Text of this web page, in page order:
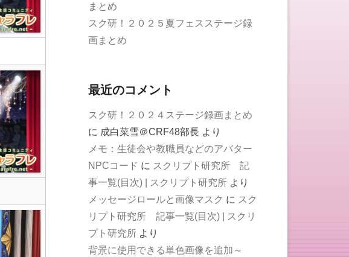
まとめ
スク研！２０２５夏フェスステージ録
画まとめ
最近のコメント
スク研！２０２４ステージ録画まとめ
に 成白菜雪＠CRF48部長 より
メモ：生徒会や教職員などのアバター
NPCコード に スクリプト研究所 記
事一覧(目次) | スクリプト研究所 より
メッセージロールと画像マスク に スク
リプト研究所 記事一覧(目次) | スクリ
プト研究所 より
背景に使用できる単色画像を追加～